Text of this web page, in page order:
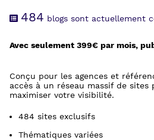
484 blogs sont actuellement
Avec seulement 399€ par mois,
Conçu pour les agences et
accès à un réseau massif de
maximiser votre visibilité.
484 sites exclusifs
Thématiques variées